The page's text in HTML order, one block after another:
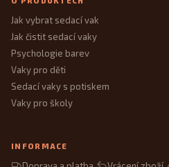
Jak vybrat sedací vak
Jak čistit sedací vaky
Psychologie barev
Vaky pro děti
Sedací vaky s potiskem
Vaky pro školy
INFORMACE